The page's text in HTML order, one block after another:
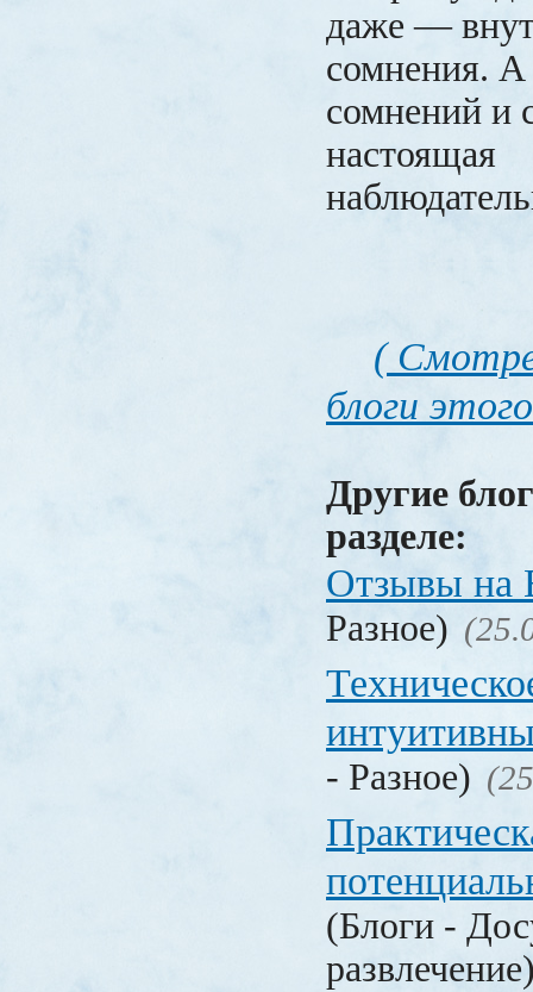
даже —
сомнения. А
сомнений и
настоящая
(
блоги
Другие
разделе:
Отзывы на
Разное)
- Разное)
(Блоги -